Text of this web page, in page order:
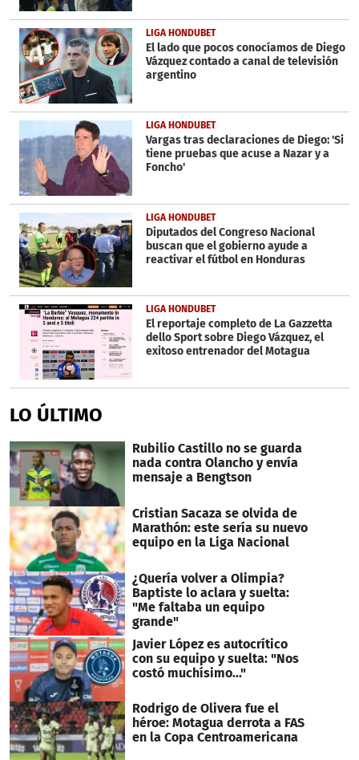
LIGA HONDUBET
El lado que pocos conocíamos de Diego
Vázquez contado a canal de televisión
argentino
LIGA HONDUBET
Vargas tras declaraciones de Diego: 'Si
tiene pruebas que acuse a Nazar y a
Foncho'
LIGA HONDUBET
Diputados del Congreso Nacional
buscan que el gobierno ayude a
reactivar el fútbol en Honduras
LIGA HONDUBET
El reportaje completo de La Gazzetta
dello Sport sobre Diego Vázquez, el
exitoso entrenador del Motagua
LO ÚLTIMO
Rubilio Castillo no se guarda
nada contra Olancho y envía
mensaje a Bengtson
Cristian Sacaza se olvida de
Marathón: este sería su nuevo
equipo en la Liga Nacional
¿Quería volver a Olimpia?
Baptiste lo aclara y suelta:
"Me faltaba un equipo
grande"
Javier López es autocrítico
con su equipo y suelta: "Nos
costó muchísimo..."
Rodrigo de Olivera fue el
héroe: Motagua derrota a FAS
en la Copa Centroamericana